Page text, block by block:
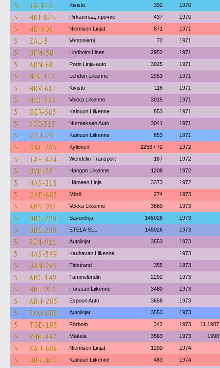
3 TA-172 Kivistö 392 1970
3 HKJ-875 Pirkanmaa, прочие 437 1970
3 HD-403 Niemisen Linjat 871 1971
3 ZAL-3 Ventoniemi 72 1971
3 UFM-30 Lindholm Lines 2952 1971
3 ABN-68 Porin Linja-auto 3025 1971
3 HJB-171 Lehdon Liikenne 2953 1971
3 HKV-617 Kivistö 116 1971
3 HJO-343 Vekka Liikenne 3015 1971
3 OER-503 Kainuun Liikenne 853 1971
3 SCC-313 Nurmeksen Auto 3041 1971
3 OSU-23 Kainuun Liikenne 853 1971
3 OAC-265 Kyllonen 2253 / 72 1972
3 TAE-424 Wendelin Transport 187 1972
3 UYH-78 Hangon Liikenne 1208 1972
3 HAS-215 Hämeen Linja 3373 1972
3 OAE-603 Mörö 274 1973
3 ABS-951 Vekka Liikenne 3660 1973
3 UBC-290 Savonlinja 145026 1973
3 UBC-290 ETELA-SLL 145026 1973
3 REN-911 Autolinjat 3553 1973
3 HAS-549 Kauhavan Liikenne 1973
3 UAN-261 Tidstrand 355 1973
3 ABC-149 Tammelundin 2292 1973
3 HBL-910 Forssan Liikenne 3480 1973
3 ABH-203 Espoon Auto 3658 1973
3 RAO-808 Autolinjat 3553 1973
3 TBE-103 Förbom 342 1973 11.1987
3 VHN-447 Mäkela 3563 1973 1998
3 XAU-606 Niemisen Linjat 1200 1974
3 UBR-403 Kainuun Liikenne 483 1974